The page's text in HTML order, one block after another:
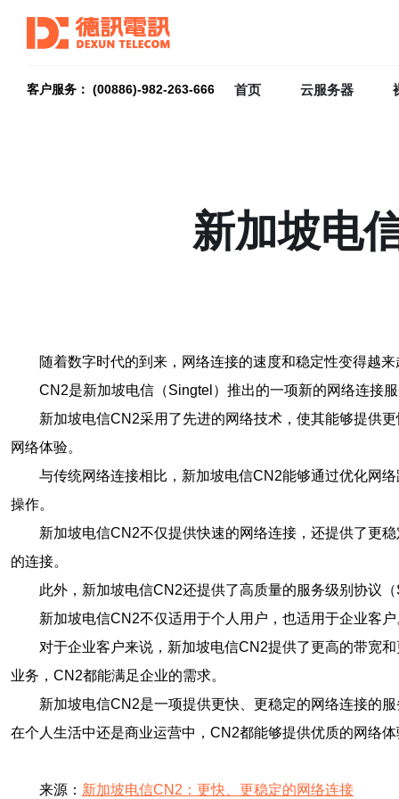
客户服务： (00886)-982-263-666 首页 云服务器
新加坡电
随着数字时代的到来，网络连接的速度和稳定性变得越
CN2是新加坡电信（Singtel）推出的一项新的网络连接
新加坡电信CN2采用了先进的网络技术，使其能够提供
网络体验。
与传统网络连接相比，新加坡电信CN2能够通过优化网
操作。
新加坡电信CN2不仅提供快速的网络连接，还提供了更
的连接。
此外，新加坡电信CN2还提供了高质量的服务级别协议
新加坡电信CN2不仅适用于个人用户，也适用于企业客
对于企业客户来说，新加坡电信CN2提供了更高的带宽
业务，CN2都能满足企业的需求。
新加坡电信CN2是一项提供更快、更稳定的网络连接的
在个人生活中还是商业运营中，CN2都能够提供优质的网络
来源： 新加坡电信CN2：更快、更稳定的网络连接